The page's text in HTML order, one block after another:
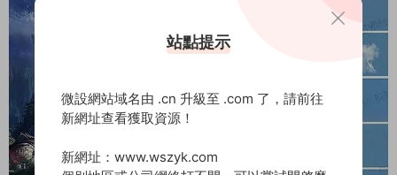
站點提示
微設網站域名由 .cn 升級至 .com 了，請前往
新網址查看獲取資源！
新網址：www.wszyk.com